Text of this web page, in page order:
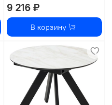
9 216 ₽
В корзину